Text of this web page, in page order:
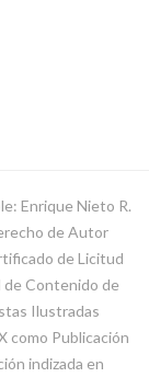
Enrique Nieto R.
de Autor
de Licitud
Contenido de
Ilustradas
como Publicación
indizada en